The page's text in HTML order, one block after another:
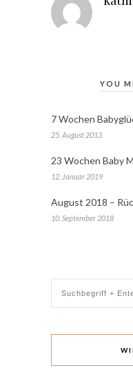
YOU
7 Wochen
25. August 2013
23 Wochen Baby
12. Januar 2019
August 2018 –
10. September 2018